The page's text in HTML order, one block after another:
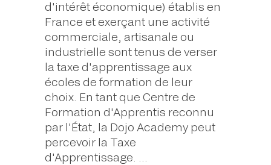
d'intérêt économique) établis en
France et exerçant une activité
commerciale, artisanale ou
industrielle sont tenus de verser
la taxe d'apprentissage aux
écoles de formation de leur
choix. En tant que Centre de
Formation d'Apprentis reconnu
par l'État, la Dojo Academy peut
percevoir la Taxe
d'Apprentissage.